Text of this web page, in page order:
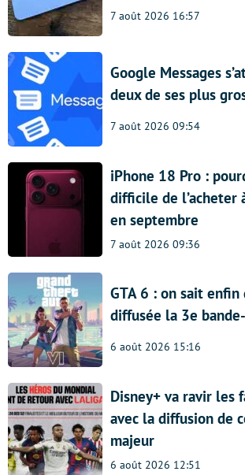
7 août 2026 16:57
Google Messages
deux de ses plus
7 août 2026 09:54
iPhone 18 Pro :
difficile de l’acheter
en septembre
7 août 2026 09:36
GTA 6 : on sait enfin
diffusée la 3e
6 août 2026 15:16
Disney+ va ravir les
avec la diffusion de
majeur
6 août 2026 12:51